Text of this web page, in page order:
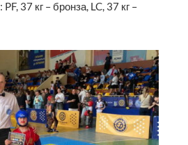
: PF, 37 кг – бронза, LC, 37 кг –